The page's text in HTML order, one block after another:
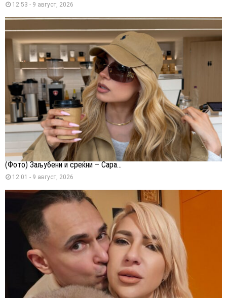
12:53 - 9 август, 2026
(Фото) Заљубени и среќни – Сара...
12:01 - 9 август, 2026